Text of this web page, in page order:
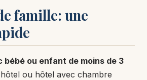
famille: une
bébé ou enfant de moins de 3
ou hôtel avec chambre